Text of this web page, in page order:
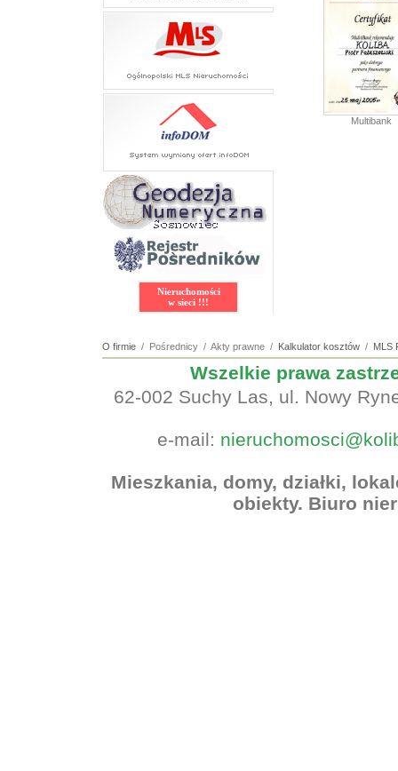
Nieruchomości
w sieci !!!
Multibank
O firmie / Pośrednicy / Akty prawne / Kalkulator kosztów / MLS
Wszelkie prawa
62-002 Suchy Las, ul. Nowy
e-mail:
Mieszkania, domy, działki,
obiekty. Biuro